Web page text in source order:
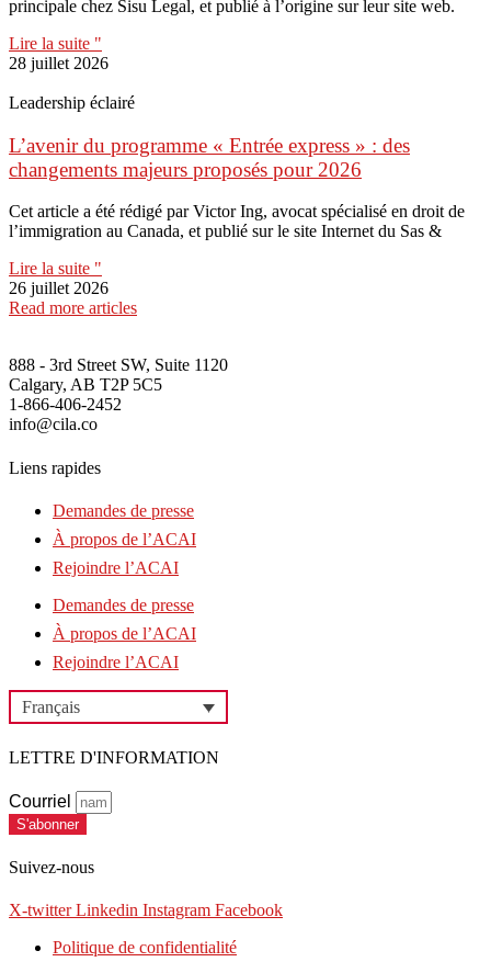
principale chez Sisu Legal, et publié à l’origine sur leur site web.
Lire la suite "
28 juillet 2026
Leadership éclairé
L’avenir du programme « Entrée express » : des
changements majeurs proposés pour 2026
Cet article a été rédigé par Victor Ing, avocat spécialisé en droit de
l’immigration au Canada, et publié sur le site Internet du Sas &
Lire la suite "
26 juillet 2026
Read more articles
888 - 3rd Street SW, Suite 1120
Calgary, AB T2P 5C5
1-866-406-2452
info@cila.co
Liens rapides
Demandes de presse
À propos de l’ACAI
Rejoindre l’ACAI
Demandes de presse
À propos de l’ACAI
Rejoindre l’ACAI
Français
LETTRE D'INFORMATION
Courriel
S'abonner
Suivez-nous
X-twitter Linkedin Instagram Facebook
Politique de confidentialité